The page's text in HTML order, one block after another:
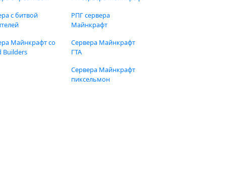
с битвой
Майнкрафт со
Builders
РПГ сервера
Майнкрафт
Сервера Майнкрафт
ГТА
Сервера Майнкрафт
пиксельмон